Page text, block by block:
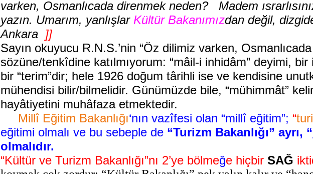
varken, Osmanlıcada direnmek neden? Madem
yazın. Umarım, yanlışlar Kültür Bakanımızdan değil,
Ankara ]]
Sayın okuyucu R.N.S.’nin “Öz dilimiz varken,
sözüne/tenkîdine katılmıyorum: “mâil-i inhidâm” deyimi,
bir “terim”dir; hele 1926 doğum târihli ise ve kendisine
mühendisi bilir/bilmelidir. Günümüzde bile, “mühimmât”
hayâtiyetini muhâfaza etmektedir.
Millî Eğitim Bakanlığı‘nın vazîfesi olan “millî eğitim”;“
eğitimi olmalı ve bu sebeple de “Turizm Bakanlığı” ayrı, “
olmalıdır.
“Kültür ve Turizm Bakanlığı”nı 2’ye bölmeğe hiçbirSAĞ